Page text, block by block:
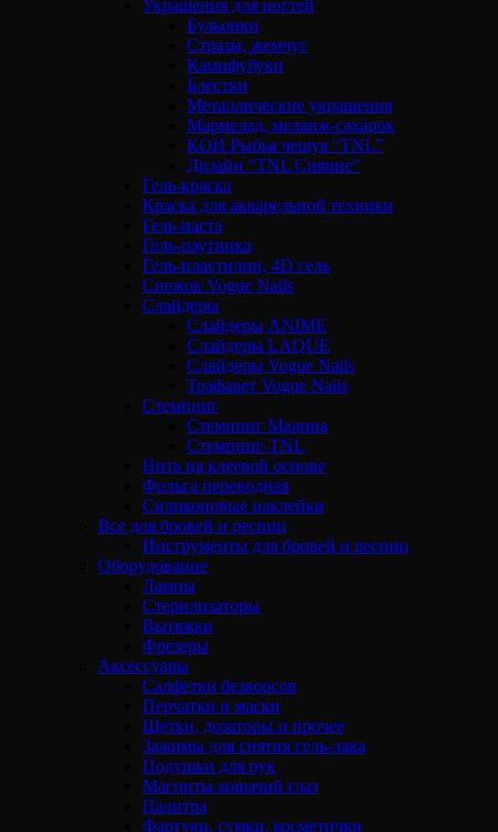
Украшения для ногтей
Бульонки
Стразы, жемчуг
Камифубуки
Блестки
Металлические украшения
Мармелад, меланж-сахарок
КОИ Рыбья чешуя “TNL”
Дизайн “TNL Сияние”
Гель-краска
Краска для акварельной техники
Гель-паста
Гель-паутинка
Гель-пластилин, 4D гель
Снежок Vogue Nails
Слайдеры
Слайдеры ANIME
Слайдеры LAQUE
Слайдеры Vogue Nails
Трафарет Vogue Nails
Стемпинг
Стемпинг Малина
Стемпинг-TNL
Нить на клеевой основе
Фольга переводная
Силиконовые наклейки
Все для бровей и ресниц
Инструменты для бровей и ресниц
Оборудование
Лампы
Стерилизаторы
Вытяжки
Фрезеры
Аксессуары
Салфетки безворсов
Перчатки и маски
Щетки, дозаторы и прочее
Зажимы для снятия гель-лака
Подушки для рук
Магниты кошачий глаз
Палитра
Фартуки, сумки, косметички